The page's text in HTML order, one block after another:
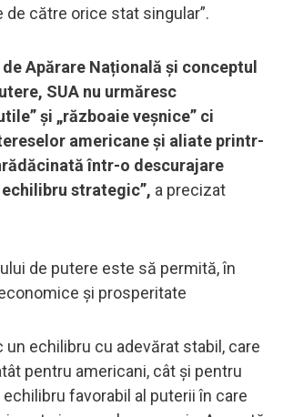
de către orice stat singular”.
Apărare Națională și conceptul
SUA nu urmăresc
și „războaie veșnice” ci
americane și aliate printr-
într-o descurajare
strategic”, a precizat
de putere este să permită, în
și prosperitate
un echilibru cu adevărat stabil, care
pentru americani, cât și pentru
favorabil al puterii în care